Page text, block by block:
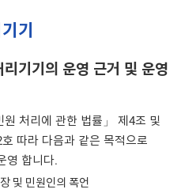
기
기기의 운영 근거 및 운영
처리에 관한 법률」 제4조 및
따라 다음과 같은 목적으로
영 합니다.
및 민원인의 폭언